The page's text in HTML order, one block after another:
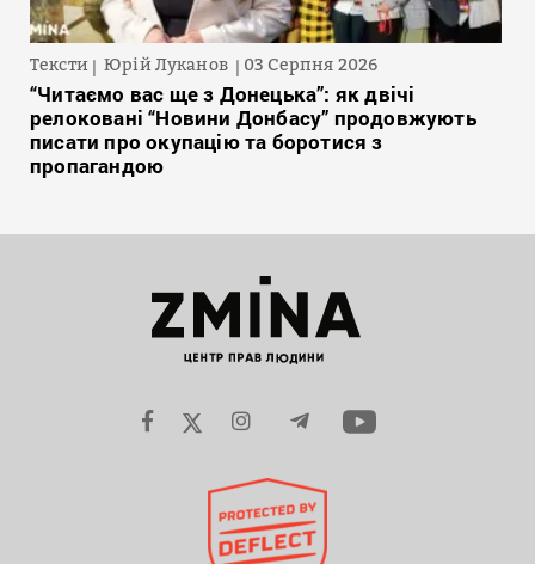
Тексти Юрій Луканов 03 Серпня 2026
“Читаємо вас ще з Донецька”: як двічі
релоковані “Новини Донбасу” продовжують
писати про окупацію та боротися з
пропагандою